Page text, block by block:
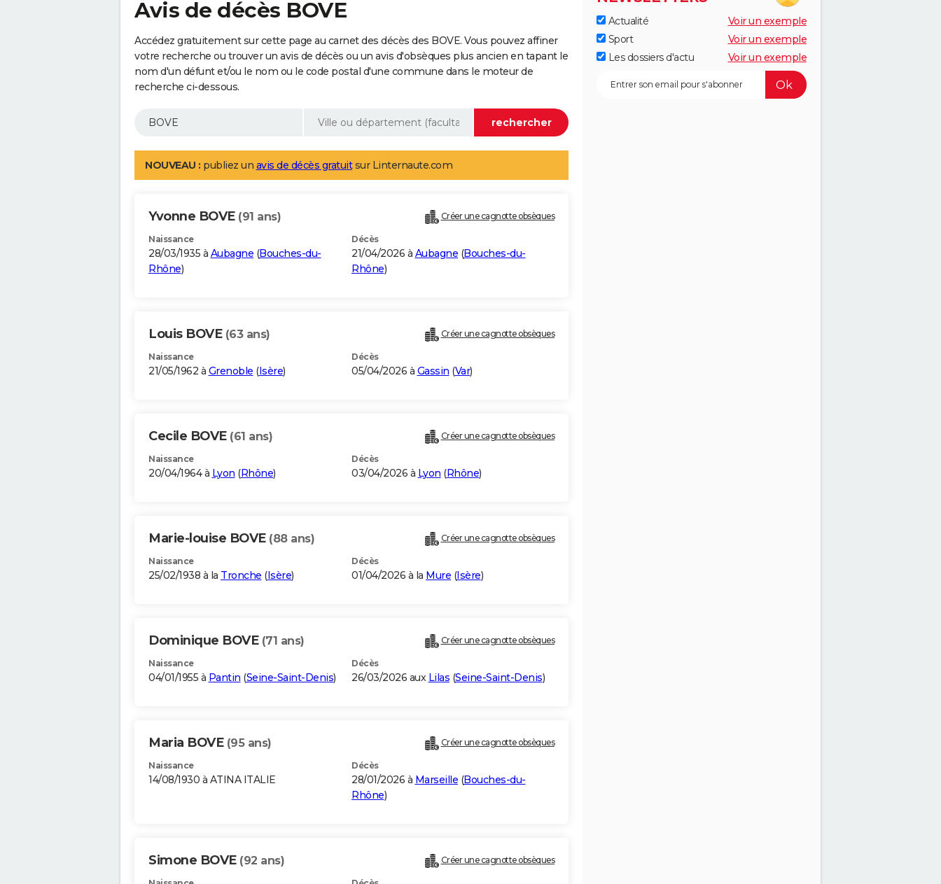
Avis de décès BOVE
Accédez gratuitement sur cette page au carnet des décès des BOVE. Vous pouvez affiner
votre recherche ou trouver un avis de décès ou un avis d'obsèques plus ancien en tapant le
nom d'un défunt et/ou le nom ou le code postal d'une commune dans le moteur de
recherche ci-dessous.
NOUVEAU : publiez un avis de décès gratuitsur Linternaute.com
Yvonne BOVE (91 ans) Créer une cagnotte obsèques
Naissance
28/03/1935 à Aubagne (Bouches-du-
Rhône)
Décès
21/04/2026 à Aubagne (Bouches-du-
Rhône)
Louis BOVE (63 ans) Créer une cagnotte obsèques
Naissance
21/05/1962 à Grenoble (Isère)
Décès
05/04/2026 à Gassin (Var)
Cecile BOVE (61 ans) Créer une cagnotte obsèques
Naissance
20/04/1964 à Lyon (Rhône)
Décès
03/04/2026 à Lyon (Rhône)
Marie-louise BOVE (88 ans) Créer une cagnotte obsèques
Naissance
25/02/1938 à la Tronche (Isère)
Décès
01/04/2026 à la Mure (Isère)
Dominique BOVE (71 ans) Créer une cagnotte obsèques
Naissance
04/01/1955 à Pantin (Seine-Saint-Denis)
Décès
26/03/2026 aux Lilas (Seine-Saint-Denis)
Maria BOVE (95 ans) Créer une cagnotte obsèques
Naissance
14/08/1930 à ATINA ITALIE
Décès
28/01/2026 à Marseille (Bouches-du-
Rhône)
Simone BOVE (92 ans) Créer une cagnotte obsèques
Actualité
Voir un exemple
Sport
Voir un exemple
Les dossiers d'actu
Voir un exemple